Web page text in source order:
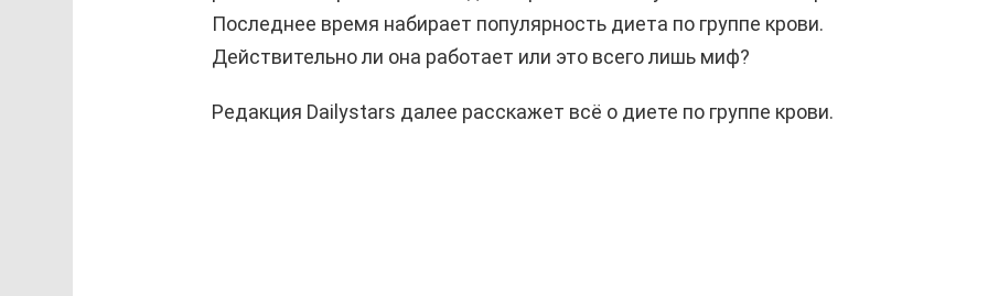
Последнее время набирает популярность диета по группе крови.
Действительно ли она работает или это всего лишь миф?
Редакция Dailystars далее расскажет всё о диете по группе крови.